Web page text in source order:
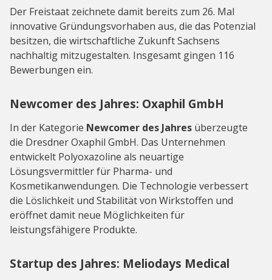
Der Freistaat zeichnete damit bereits zum 26. Mal
innovative Gründungsvorhaben aus, die das Potenzial
besitzen, die wirtschaftliche Zukunft Sachsens
nachhaltig mitzugestalten. Insgesamt gingen 116
Bewerbungen ein.
Newcomer des Jahres: Oxaphil GmbH
In der Kategorie Newcomer des Jahres überzeugte
die Dresdner Oxaphil GmbH. Das Unternehmen
entwickelt Polyoxazoline als neuartige
Lösungsvermittler für Pharma- und
Kosmetikanwendungen. Die Technologie verbessert
die Löslichkeit und Stabilität von Wirkstoffen und
eröffnet damit neue Möglichkeiten für
leistungsfähigere Produkte.
Startup des Jahres: Meliodays Medical